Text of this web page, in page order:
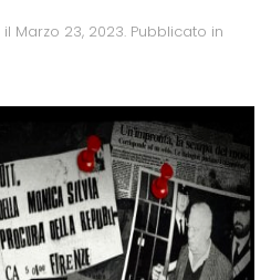
il Marzo 23, 2023. Pubblicato in